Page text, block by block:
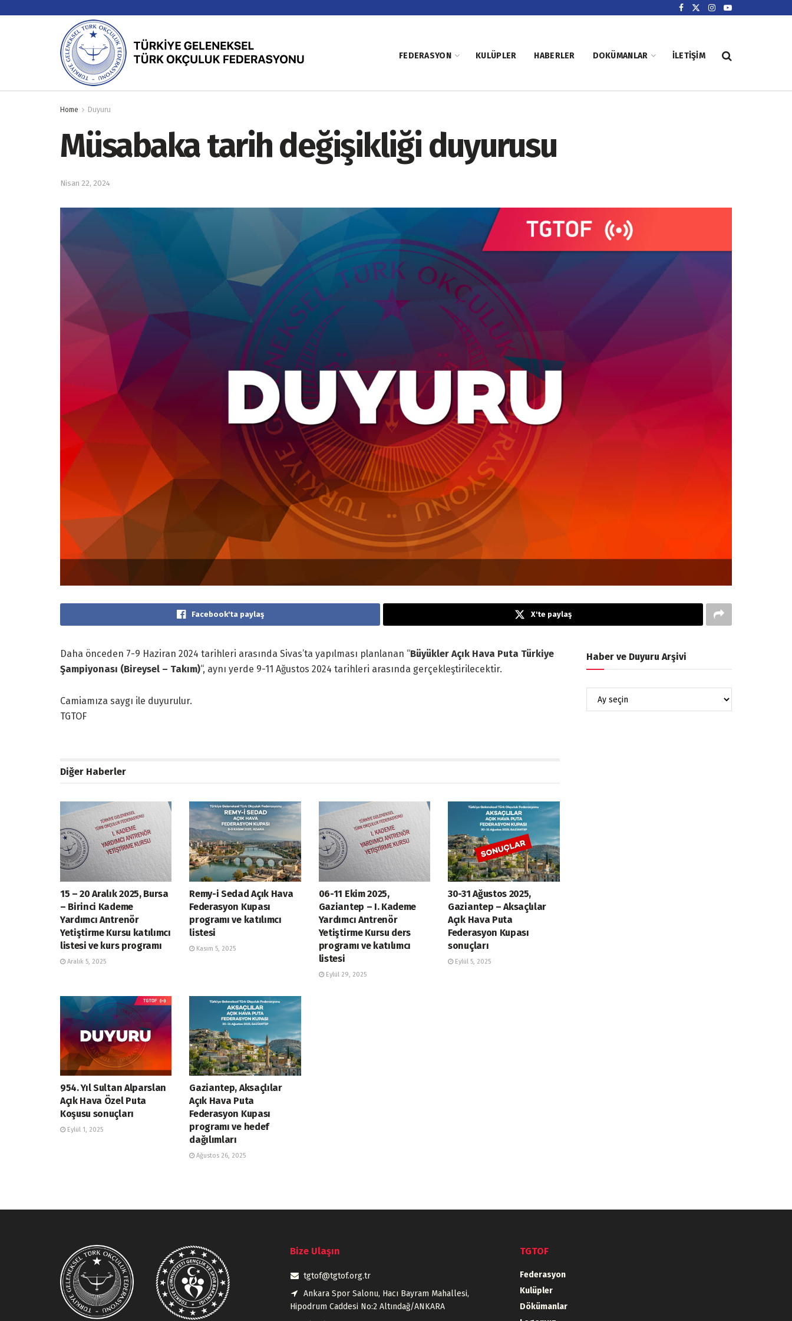
FEDERASYON KULÜPLER HABERLER DOKÜMANLAR İLETIŞIM
Home Duyuru
Müsabaka tarih değişikliği duyurusu
Nisan 22, 2024
Facebook'ta paylaş X'te paylaş
Daha önceden 7-9 Haziran 2024 tarihleri arasında Sivas’ta yapılması planlanan “Büyükler Açık Hava Puta Türkiye
Şampiyonası (Bireysel – Takım)“, aynı yerde 9-11 Ağustos 2024 tarihleri arasında gerçekleştirilecektir.
Camiamıza saygı ile duyurulur.
TGTOF
Diğer Haberler
15 – 20 Aralık 2025, Bursa
– Birinci Kademe
Yardımcı Antrenör
Yetiştirme Kursu katılımcı
listesi ve kurs programı
Aralık 5, 2025
Remy-i Sedad Açık Hava
Federasyon Kupası
programı ve katılımcı
listesi
Kasım 5, 2025
06-11 Ekim 2025,
Gaziantep – I. Kademe
Yardımcı Antrenör
Yetiştirme Kursu ders
programı ve katılımcı
listesi
Eylül 29, 2025
30-31 Ağustos 2025,
Gaziantep – Aksaçlılar
Açık Hava Puta
Federasyon Kupası
sonuçları
Eylül 5, 2025
954. Yıl Sultan Alparslan
Açık Hava Özel Puta
Koşusu sonuçları
Eylül 1, 2025
Gaziantep, Aksaçlılar
Açık Hava Puta
Federasyon Kupası
programı ve hedef
dağılımları
Ağustos 26, 2025
Haber ve Duyuru Arşivi
Bize Ulaşın
tgtof@tgtof.org.tr
Ankara Spor Salonu, Hacı Bayram Mahallesi,
Hipodrum Caddesi No:2 Altındağ/ANKARA
TGTOF
Federasyon
Kulüpler
Dökümanlar